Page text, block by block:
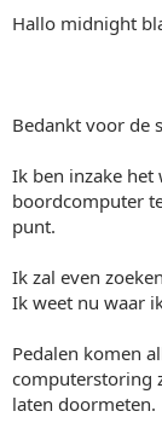
Hallo midnight
Bedankt voor de
Ik ben inzake het
boordcomputer
punt.
Ik zal even
Ik weet nu waar
Pedalen komen
computerstoring
laten doormeten.